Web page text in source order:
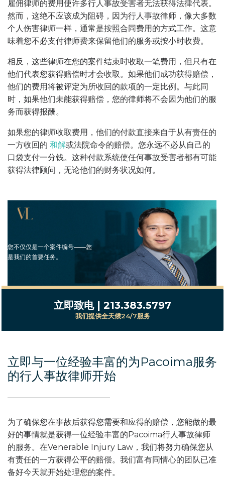
雇佣律师的费用使许多行人事故受害者无法获得法律代表。
然而，这绝不应该成为阻碍，因为行人事故律师，像大多数
个人伤害律师一样，通常是按照合同费用的方式工作。这意
味着您不必支付律师费来保留他们的服务或按小时收费。
相反，这些律师在您的案件结束时收取一笔费用，但只有在
他们代表您获得赔偿时才会收取。如果他们成功获得赔偿，
他们的费用将被评定为所收回的款项的一定比例。与此同
时，如果他们未能获得赔偿，您的律师将不会因为他们的服
务而获得报酬。
如果您的律师收取费用，他们的付款直接来自于从有责任的
一方收回的 和解或法院命令的赔偿。您永远不必从自己的
口袋支付一分钱。这种付款系统使任何事故受害者都有可能
获得法律顾问，无论他们的财务状况如何。
您不仅仅是一个案件编号——您
是我们的首要任务。
立即致电 | 213.383.5797
我们提供全天候24/7服务
立即与一位经验丰富的为Pacoima服务
的行人事故律师开始
为了确保您在事故后获得您需要和应得的赔偿，您能做的最
好的事情就是获得一位经验丰富的Pacoima行人事故律师
的服务。在Venerable Injury Law，我们将努力确保您从
有责任的一方获得公平的赔偿。我们富有同情心的团队已准
备好今天就开始处理您的案件。